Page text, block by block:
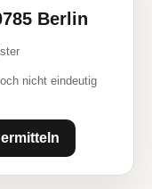
Berlin
nicht eindeutig